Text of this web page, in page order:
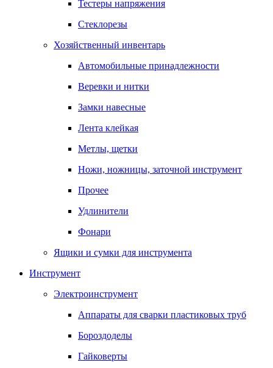
Тестеры напряжения
Стеклорезы
Хозяйственный инвентарь
Автомобильные принадлежности
Веревки и нитки
Замки навесные
Лента клейкая
Метлы, щетки
Ножи, ножницы, заточной инструмент
Прочее
Удлинители
Фонари
Ящики и сумки для инструмента
Инструмент
Электроинструмент
Аппараты для сварки пластиковых труб
Бороздоделы
Гайковерты